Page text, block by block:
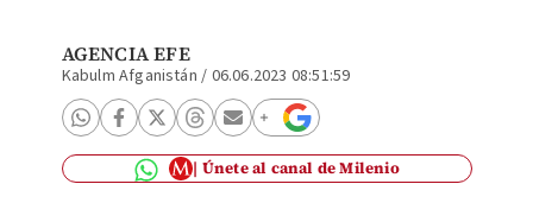
AGENCIA EFE
Kabulm Afganistán / 06.06.2023 08:51:59
Únete al canal de Milenio